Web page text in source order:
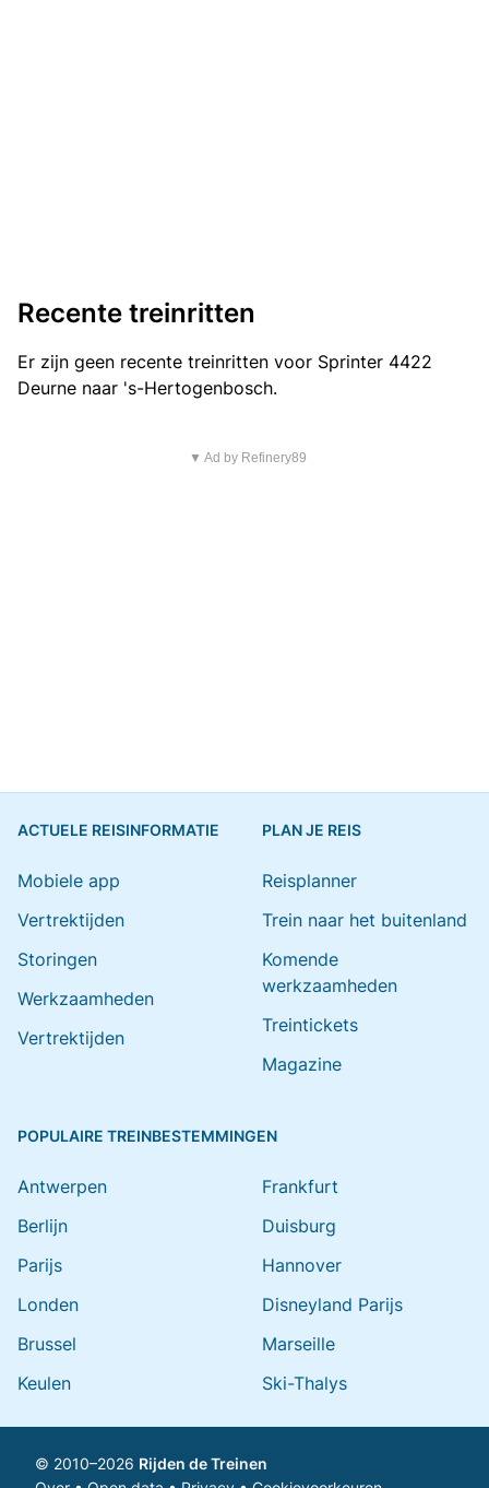
Recente treinritten
Er zijn geen recente treinritten voor Sprinter 4422
Deurne naar 's-Hertogenbosch.
▼ Ad by Refinery89
ACTUELE REISINFORMATIE
Mobiele app
Vertrektijden
Storingen
Werkzaamheden
Vertrektijden
PLAN JE REIS
Reisplanner
Trein naar het buitenland
Komende
werkzaamheden
Treintickets
Magazine
POPULAIRE TREINBESTEMMINGEN
Antwerpen
Berlijn
Parijs
Londen
Brussel
Keulen
Frankfurt
Duisburg
Hannover
Disneyland Parijs
Marseille
Ski-Thalys
© 2010–2026 Rijden de Treinen